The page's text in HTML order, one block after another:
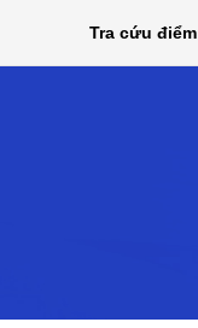
Tra cứu điểm